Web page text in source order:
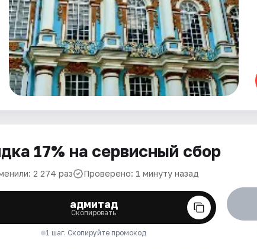
17% на сервисный сбор
2 274 раз Проверено: 1 минуту назад
адмитад
Скопировать
1 шаг. Скопируйте промокод